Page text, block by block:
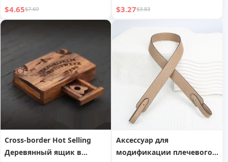
креативное домашнее
ремесленное украшение
$4.65$7.69 $3.27$3.83
Cross-border Hot Selling
Деревянный ящик в
Аксессуар для
модификации плечевого